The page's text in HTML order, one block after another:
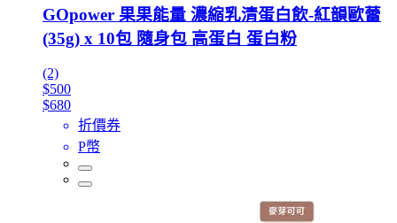
GOpower 果果能量 濃縮乳清蛋白飲-紅韻歐蕾
(35g) x 10包 隨身包 高蛋白 蛋白粉
(2)
$500
$680
折價券
P幣